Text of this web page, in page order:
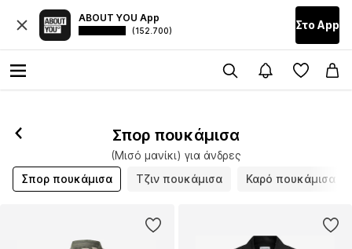
ABOUT YOU App
(152.700) Στο Αpp
Σπορ πουκάμισα
(Μισό μανίκι) για άνδρες
Σπορ πουκάμισα
Τζιν πουκάμισα Καρό πουκάμισα